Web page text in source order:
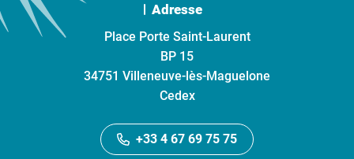
Adresse
Place Porte Saint-Laurent
BP 15
34751 Villeneuve-lès-Maguelone
Cedex
+33 4 67 69 75 75